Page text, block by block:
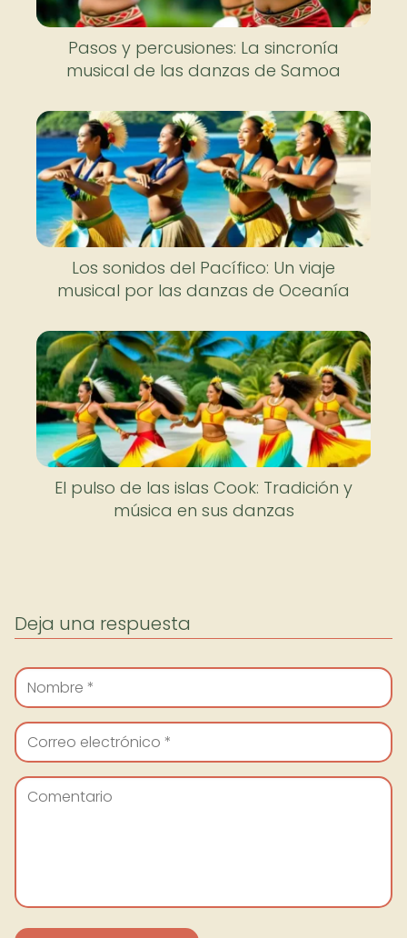
Pasos y percusiones: La sincronía
musical de las danzas de Samoa
Los sonidos del Pacífico: Un viaje
musical por las danzas de Oceanía
El pulso de las islas Cook: Tradición y
música en sus danzas
Deja una respuesta